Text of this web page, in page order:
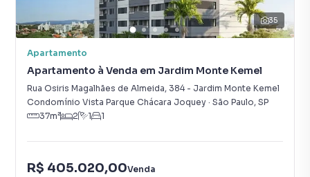
35
Apartamento
Apartamento à Venda em Jardim Monte Kemel
Rua Osiris Magalhães de Almeida, 384- Jardim Monte Kemel
Condomínio Vista Parque Chácara Joquey · São Paulo, SP
37m² 2 1 1
R$ 405.020,00Venda